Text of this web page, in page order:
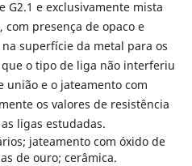
G2.1 e exclusivamente mista
presença de opaco e
superfície da metal para os
o tipo de liga não interferiu
união e o jateamento com
os valores de resistência
ligas estudadas.
jateamento com óxido de
de ouro; cerâmica.